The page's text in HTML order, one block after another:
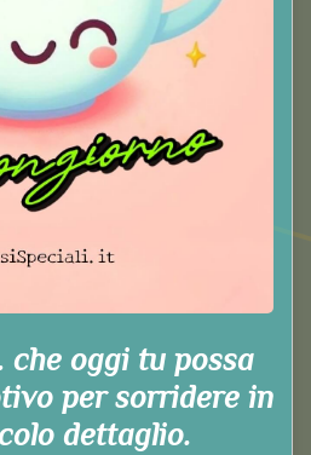
che oggi tu possa
per sorridere in
dettaglio.